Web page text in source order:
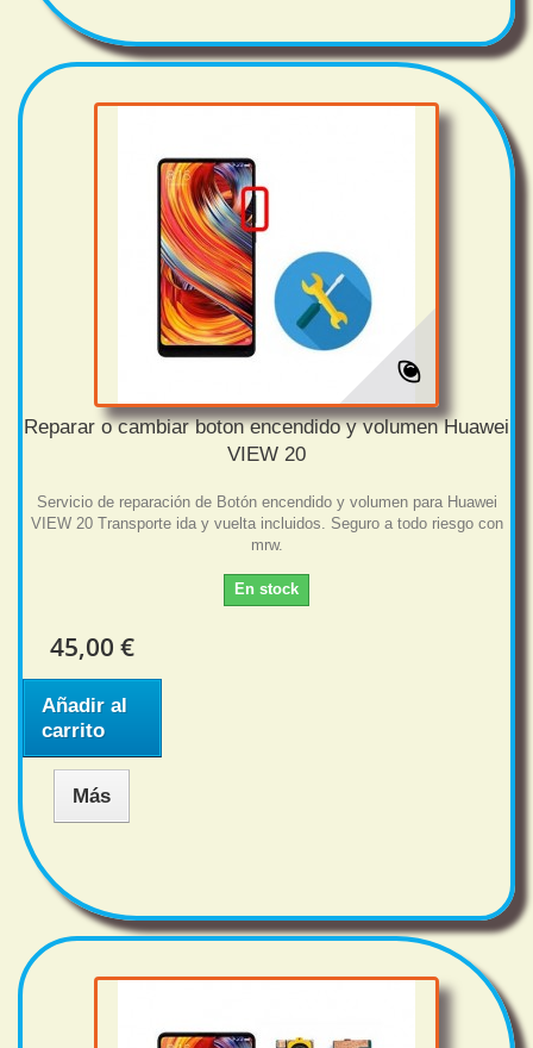
Reparar o cambiar boton encendido y volumen Huawei
VIEW 20
Servicio de reparación de Botón encendido y volumen para Huawei
VIEW 20 Transporte ida y vuelta incluidos. Seguro a todo riesgo con
mrw.
En stock
45,00 €
Añadir al
carrito
Más